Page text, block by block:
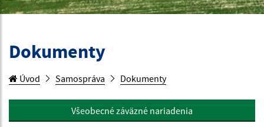
Dokumenty
Úvod Samospráva Dokumenty
Všeobecné záväzné nariadenia